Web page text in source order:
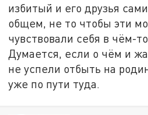
избитый и его друзья
общем, не то чтобы эти
чувствовали себя в чём-
Думается, если о чём и
не успели отбыть на
уже по пути туда.